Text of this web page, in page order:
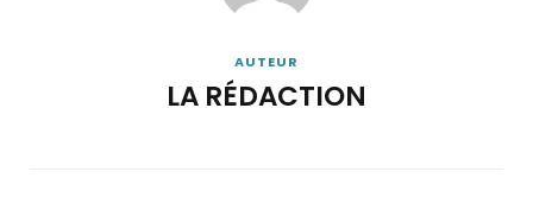
AUTEUR
LA RÉDACTION